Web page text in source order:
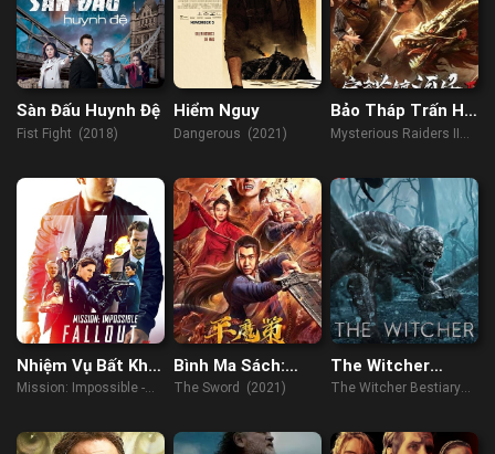
Sàn Đấu Huynh Đệ
Fist Fight (2018)
Hiểm Nguy
Dangerous (2021)
Bảo Tháp Trấn Hà
Yêu 2: Tuyệt Thế
Mysterious Raiders II
Nhiệm Vụ Bất Khả
Thi: Sụp Đổ
Mission: Impossible -
Bình Ma Sách:
Hồng Nhan
The Sword (2021)
The Witcher
Bestiary Season 1|
The Witcher Bestiary